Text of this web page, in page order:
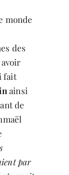
monde
des
fait
ainsi
de
par